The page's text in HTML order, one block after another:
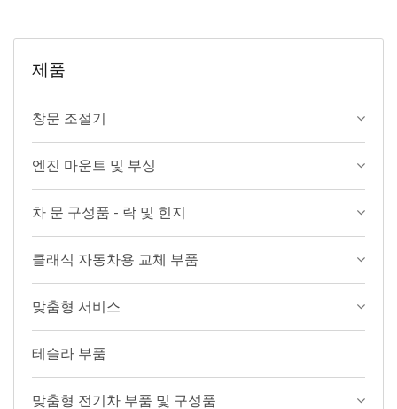
제품
창문 조절기
엔진 마운트 및 부싱
차 문 구성품 - 락 및 힌지
클래식 자동차용 교체 부품
맞춤형 서비스
테슬라 부품
맞춤형 전기차 부품 및 구성품